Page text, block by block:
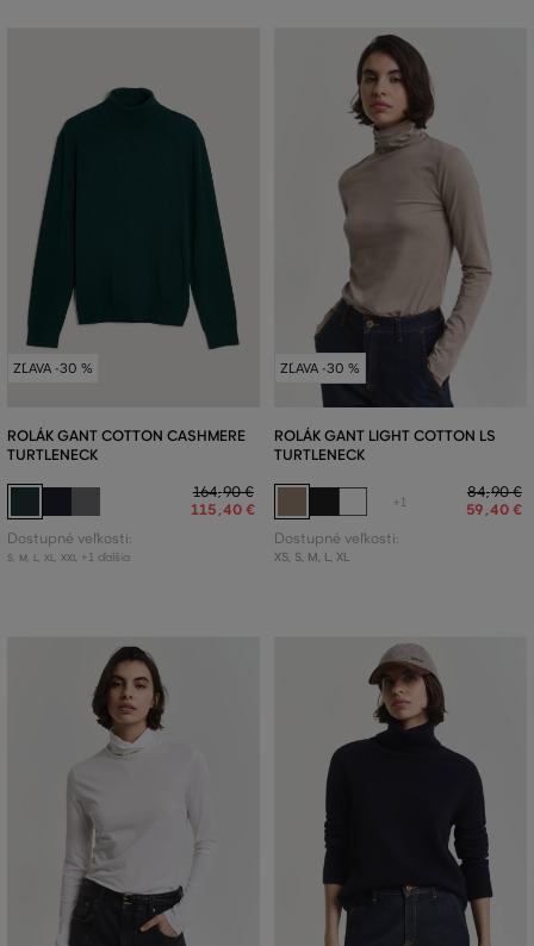
ZĽAVA -30 %
ROLÁK GANT COTTON CASHMERE
TURTLENECK
164,90 €
115,40 €
Dostupné veľkosti:
S, M L XL XXL +1 ďalšia
ZĽAVA -30 %
ROLÁK GANT LIGHT COTTON LS
TURTLENECK
+1
84,90 €
59,40 €
Dostupné veľkosti:
XS, S, M, L, XL